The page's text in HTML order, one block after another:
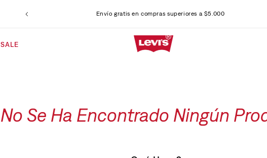
Envío gratis en compras superiores a $5.000
SALE
No Se Ha Encontrado Ningún